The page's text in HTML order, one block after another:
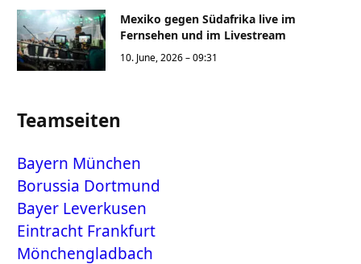
Mexiko gegen Südafrika live im
Fernsehen und im Livestream
10. June, 2026 – 09:31
Teamseiten
Bayern München
Borussia Dortmund
Bayer Leverkusen
Eintracht Frankfurt
Mönchengladbach